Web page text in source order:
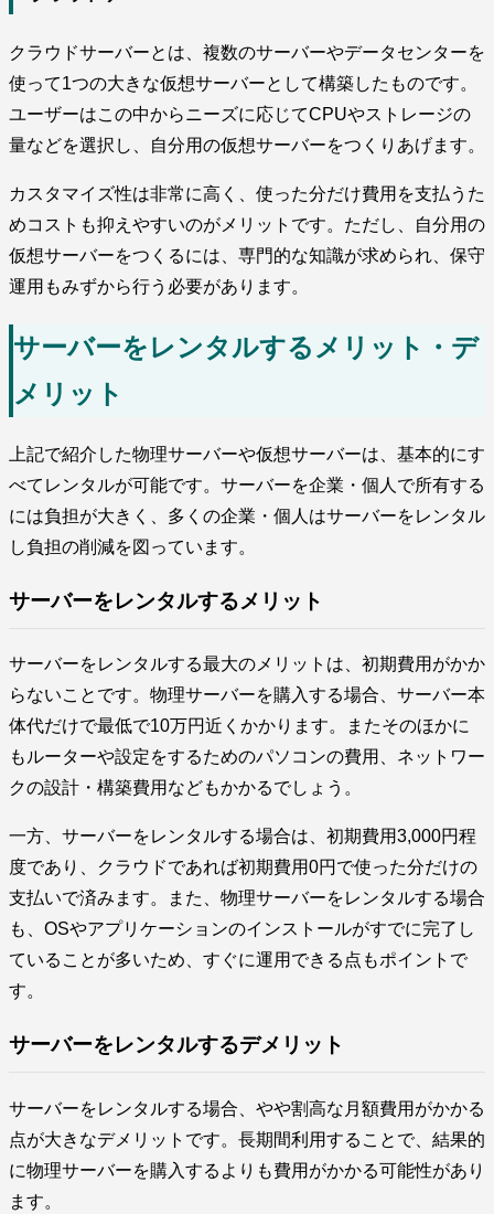
クラウドサーバーとは、複数のサーバーやデータセンターを
使って1つの大きな仮想サーバーとして構築したものです。
ユーザーはこの中からニーズに応じてCPUやストレージの
量などを選択し、自分用の仮想サーバーをつくりあげます。
カスタマイズ性は非常に高く、使った分だけ費用を支払うた
めコストも抑えやすいのがメリットです。ただし、自分用の
仮想サーバーをつくるには、専門的な知識が求められ、保守
運用もみずから行う必要があります。
サーバーをレンタルするメリット・デ
メリット
上記で紹介した物理サーバーや仮想サーバーは、基本的にす
べてレンタルが可能です。サーバーを企業・個人で所有する
には負担が大きく、多くの企業・個人はサーバーをレンタル
し負担の削減を図っています。
サーバーをレンタルするメリット
サーバーをレンタルする最大のメリットは、初期費用がかか
らないことです。物理サーバーを購入する場合、サーバー本
体代だけで最低で10万円近くかかります。またそのほかに
もルーターや設定をするためのパソコンの費用、ネットワー
クの設計・構築費用などもかかるでしょう。
一方、サーバーをレンタルする場合は、初期費用3,000円程
度であり、クラウドであれば初期費用0円で使った分だけの
支払いで済みます。また、物理サーバーをレンタルする場合
も、OSやアプリケーションのインストールがすでに完了し
ていることが多いため、すぐに運用できる点もポイントで
す。
サーバーをレンタルするデメリット
サーバーをレンタルする場合、やや割高な月額費用がかかる
点が大きなデメリットです。長期間利用することで、結果的
に物理サーバーを購入するよりも費用がかかる可能性があり
ます。